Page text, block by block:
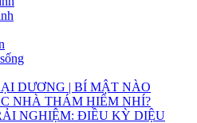
DƯƠNG | BÍ MẬT NÀO
NHÀ THÁM HIỂM NHÍ?
NGHIỆM: ĐIỀU KỲ DIỆU